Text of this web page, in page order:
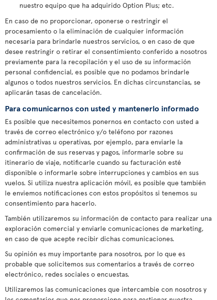
nuestro equipo que ha adquirido Option Plus; etc.
En caso de no proporcionar, oponerse o restringir el
procesamiento o la eliminación de cualquier información
necesaria para brindarle nuestros servicios, o en caso de que
desee restringir o retirar el consentimiento conferido a nosotros
previamente para la recopilación y el uso de su información
personal confidencial, es posible que no podamos brindarle
algunos o todos nuestros servicios. En dichas circunstancias, se
aplicarán tasas de cancelación.
Para comunicarnos con usted y mantenerlo informado
Es posible que necesitemos ponernos en contacto con usted a
través de correo electrónico y/o teléfono por razones
administrativas u operativas, por ejemplo, para enviarle la
confirmación de sus reservas y pagos, informarle sobre su
itinerario de viaje, notificarle cuando su facturación esté
disponible o informarle sobre interrupciones y cambios en sus
vuelos. Si utiliza nuestra aplicación móvil, es posible que también
le enviemos notificaciones con estos propósitos si tenemos su
consentimiento para hacerlo.
También utilizaremos su información de contacto para realizar una
exploración comercial y enviarle comunicaciones de marketing,
en caso de que acepte recibir dichas comunicaciones.
Su opinión es muy importante para nosotros, por lo que es
probable que solicitemos sus comentarios a través de correo
electrónico, redes sociales o encuestas.
Utilizaremos las comunicaciones que intercambie con nosotros y